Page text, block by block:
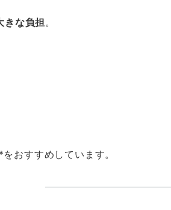
きな負担。
おすすめしています。